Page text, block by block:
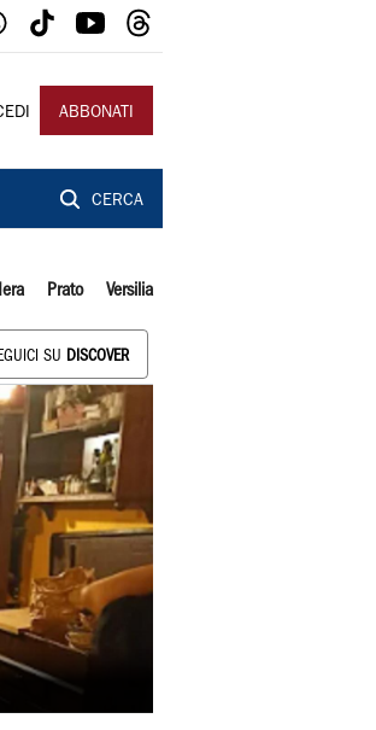
ABBONATI
CERCA
Prato Versilia
SU DISCOVER